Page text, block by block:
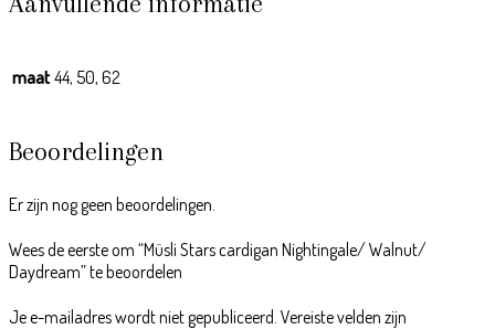
maat 44, 50, 62
Beoordelingen
Er zijn nog geen beoordelingen.
Wees de eerste om “Müsli Stars cardigan Nightingale/ Walnut/
Daydream” te beoordelen
Je e-mailadres wordt niet gepubliceerd. Vereiste velden zijn